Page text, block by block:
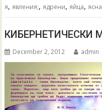
я, явления;, ядрени, яйца, ясна
КИБЕРНЕТИЧЕСКИ
December 2, 2012 admin